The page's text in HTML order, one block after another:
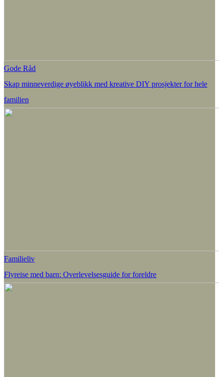
Gode Råd
Skap minneverdige øyeblikk med kreative DIY prosjekter for hele
familien
Familieliv
Flyreise med barn: Overlevelsesguide for foreldre